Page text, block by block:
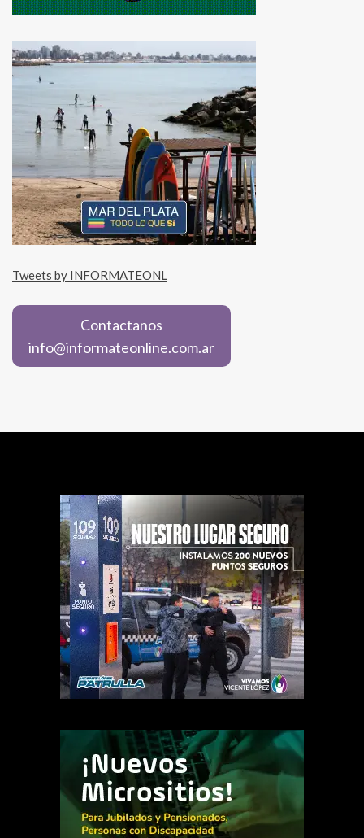
Tweets by INFORMATEONL
Contactanos
info@informateonline.com.ar